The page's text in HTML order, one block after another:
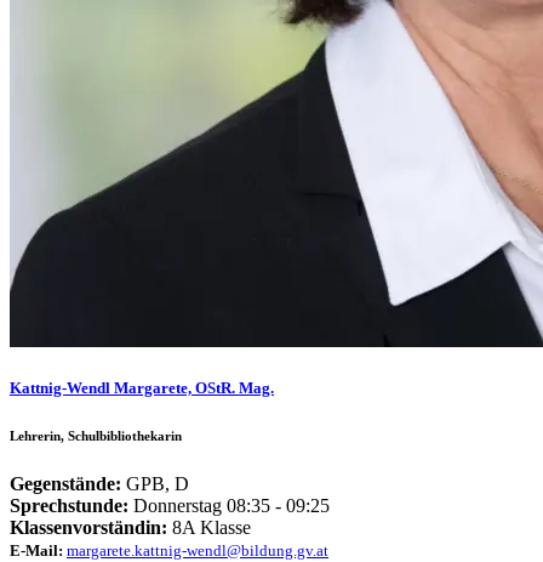
Kattnig-Wendl Margarete, OStR. Mag.
Lehrerin, Schulbibliothekarin
Gegenstände: GPB, D
Sprechstunde: Donnerstag 08:35 - 09:25
Klassenvorständin: 8A Klasse
E-Mail: margarete.kattnig-wendl@bildung.gv.at